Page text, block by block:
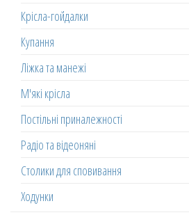
Крісла-гойдалки
Купання
Ліжка та манежі
М'які крісла
Постільні приналежності
Радіо та відеоняні
Столики для сповивання
Ходунки